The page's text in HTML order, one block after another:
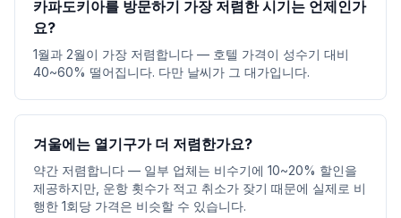
카파도키아를 방문하기 가장 저렴한 시기는 언제인가
요?
1월과 2월이 가장 저렴합니다 — 호텔 가격이 성수기 대비
40~60% 떨어집니다. 다만 날씨가 그 대가입니다.
겨울에는 열기구가 더 저렴한가요?
약간 저렴합니다 — 일부 업체는 비수기에 10~20% 할인을
제공하지만, 운항 횟수가 적고 취소가 잦기 때문에 실제로 비
행한 1회당 가격은 비슷할 수 있습니다.